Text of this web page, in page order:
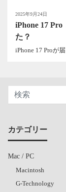
2025年9月24日
iPhone 17
た？
iPhone 17 Proが
カテゴリー
Mac / PC
Macintosh
G-Technology